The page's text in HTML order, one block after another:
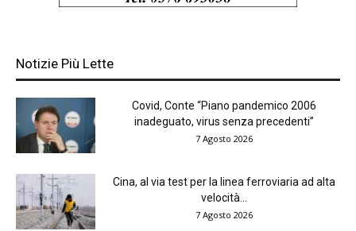
Notizie Più Lette
Covid, Conte “Piano pandemico 2006
inadeguato, virus senza precedenti”
7 Agosto 2026
Cina, al via test per la linea ferroviaria ad alta
velocità...
7 Agosto 2026